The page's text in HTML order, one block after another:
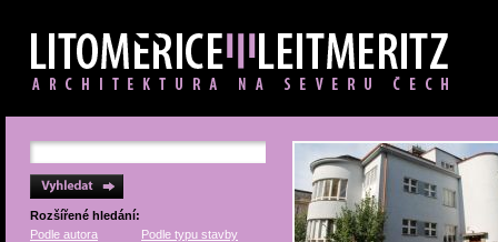
Rozšířené hledání:
Podle autora
Podle typu stavby